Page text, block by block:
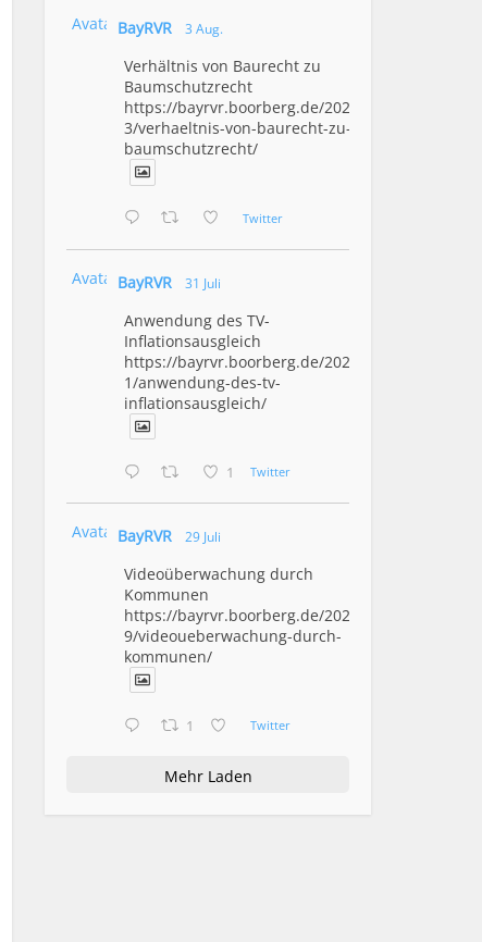
Avatar BayRVR 3 Aug.
Verhältnis von Baurecht zu
Baumschutzrecht
https://bayrvr.boorberg.de/2026/08/0
3/verhaeltnis-von-baurecht-zu-
baumschutzrecht/
Twitter
Avatar BayRVR 31 Juli
Anwendung des TV-
Inflationsausgleich
https://bayrvr.boorberg.de/2026/07/3
1/anwendung-des-tv-
inflationsausgleich/
1 Twitter
Avatar BayRVR 29 Juli
Videoüberwachung durch
Kommunen
https://bayrvr.boorberg.de/2026/07/2
9/videoueberwachung-durch-
kommunen/
1 Twitter
Mehr Laden